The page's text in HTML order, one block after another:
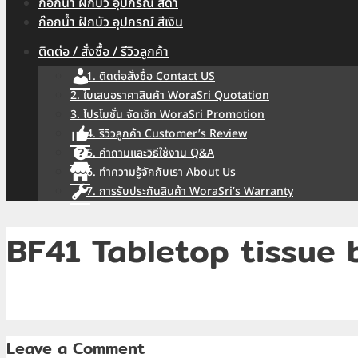
ก๊อกน้ำ ฝักบัว อุปกรณ์ สีเงิน
ติดต่อ / สั่งซื้อ / รีวิวลูกค้า
1. ติดต่อสั่งซื้อ Contact US
2. ใบเสนอราคาสินค้า WoraSri Quotation
3. โปรโมชั่น จัดเซ็ท WoraSri Promotion
4. รีวิวลูกค้า Customer’s Review
5. คำถามและวิธีใช้งาน Q&A
6. ทำความรู้จักกับเรา About Us
7. การรับประกันสินค้า WoraSri’s Warranty
BF41 Tabletop tissue
Leave a Comment